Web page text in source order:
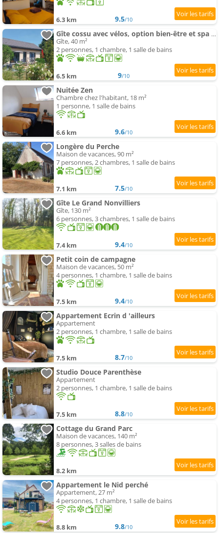
6.3 km 9.5/10
Gîte cossu avec vélos, option bien-être et spa estival de long de la Véloscénie
Gîte, 40 m²
2 personnes, 1 chambre, 1 salle de bains
6.5 km 9/10
Nuitée Zen
Chambre chez l'habitant, 18 m²
1 personne, 1 salle de bains
6.6 km 9.6/10
Longère du Perche
Maison de vacances, 90 m²
7 personnes, 2 chambres, 1 salle de bains
7.1 km 7.5/10
Gîte Le Grand Nonvilliers
Gîte, 130 m²
6 personnes, 3 chambres, 1 salle de bains
7.4 km 9.4/10
Petit coin de campagne
Maison de vacances, 50 m²
4 personnes, 1 chambre, 1 salle de bains
7.5 km 9.4/10
Appartement Ecrin d 'ailleurs
Appartement
2 personnes, 1 chambre, 1 salle de bains
7.5 km 8.7/10
Studio Douce Parenthèse
Appartement
2 personnes, 1 chambre, 1 salle de bains
7.5 km 8.8/10
Cottage du Grand Parc
Maison de vacances, 140 m²
8 personnes, 3 salles de bains
8.2 km
Appartement le Nid perché
Appartement, 27 m²
4 personnes, 1 chambre, 1 salle de bains
8.8 km 9.8/10